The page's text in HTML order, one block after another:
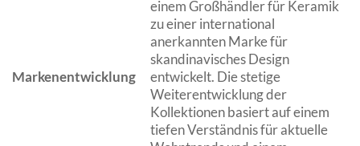
Markenentwicklung
einem Großhändler für Keramik
zu einer international
anerkannten Marke für
skandinavisches Design
entwickelt. Die stetige
Weiterentwicklung der
Kollektionen basiert auf einem
tiefen Verständnis für aktuelle